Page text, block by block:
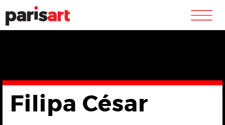
m
Filipa César